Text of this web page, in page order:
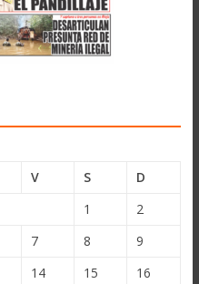
V S
D
1
2
7 8
9
14 15
16